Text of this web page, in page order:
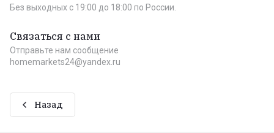
Без выходных c 19:00 до 18:00 по России.
Связаться с нами
Отправьте нам сообщение
homemarkets24@yandex.ru
Назад